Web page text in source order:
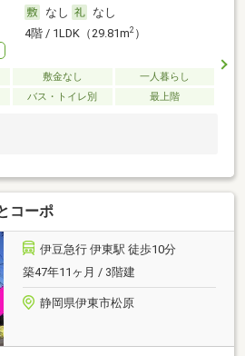
なし
なし
4階 / 1LDK（29.81m2）
敷金なし
一人暮らし
バス・トイレ別 最上階
コーポ
伊豆急行 伊東駅 徒歩10分
築47年11ヶ月 / 3階建
静岡県伊東市松原